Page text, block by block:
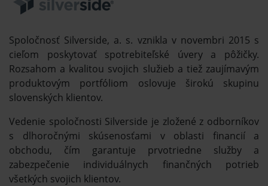
Spoločnosť Silverside, a. s. vznikla v novembri 2015 s
cieľom poskytovať spotrebiteľské úvery a pôžičky.
Rozsahom a kvalitou svojich služieb a tiež zaujímavým
produktovým portfóliom oslovuje širokú skupinu
slovenských klientov.
Vedenie spoločnosti Silverside je zložené z odborníkov
s dlhoročnými skúsenosťami v oblasti financií a
obchodu, čím garantuje prvotriedne služby a
zabezpečenie individuálnych finančných potrieb
všetkých svojich klientov.